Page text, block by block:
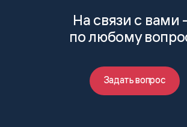
На связи с вами
по любому
Задать вопрос